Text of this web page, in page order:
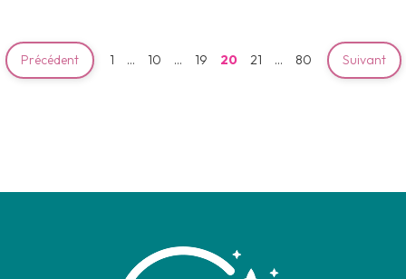
Précédent 1 … 10 … 19 20 21 … 80 Suivant